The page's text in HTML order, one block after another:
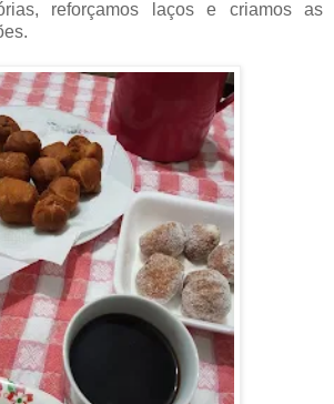
reforçamos laços e criamos as